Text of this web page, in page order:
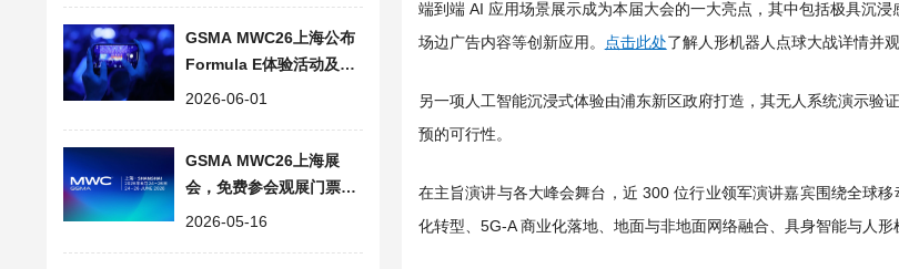
GSMA MWC26上海公布
Formula E体验活动及全
球演讲嘉宾阵容
2026-06-01
GSMA MWC26上海展
会，免费参会观展门票登
记已开放，沉浸式体验6
2026-05-16
端到端 AI 应用场景展示成为本届大会的一大亮点，其中包括极具沉
场边广告内容等创新应用。 点击此处了解人形机器人点球大战详情并观
另一项人工智能沉浸式体验由浦东新区政府打造，其无人系统演示
预的可行性。
在主旨演讲与各大峰会舞台，近 300 位行业领军演讲嘉宾围绕全球
化转型、5G-A 商业化落地、地面与非地面网络融合、具身智能与人形